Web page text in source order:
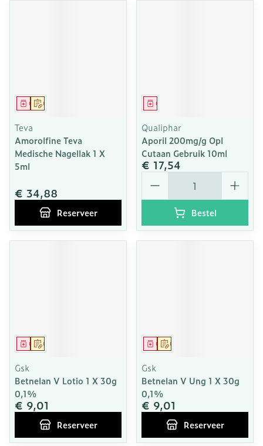
Op voorschrift
Geneesmiddel
Teva
Amorolfine Teva
Medische Nagellak 1 X
5ml
€ 34,88
Reserveer
Geneesmiddel
Qualiphar
Aporil 200mg/g Opl
Cutaan Gebruik 10ml
€ 17,54
Aantal
Bestel
Op voorschrift
Geneesmiddel
Gsk
Betnelan V Lotio 1 X 30g
0,1%
€ 9,01
Reserveer
Op voorschrift
Geneesmiddel
Gsk
Betnelan V Ung 1 X 30g
0,1%
€ 9,01
Reserveer